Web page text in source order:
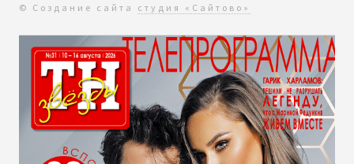
© Создание сайта студия «Сайтово»